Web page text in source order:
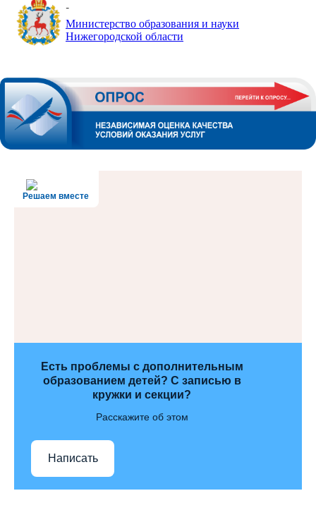
-
Министерство образования и науки
Нижегородской области
Решаем вместе
Есть проблемы с дополнительным
образованием детей? С записью в
кружки и секции?
Расскажите об этом
Написать